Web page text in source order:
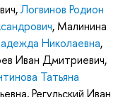
,Логвинов Родион
, Малинина
Николаевна,
Иван Дмитриевич,
Татьяна
,Регульский Иван